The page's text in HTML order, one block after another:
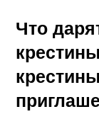
Что